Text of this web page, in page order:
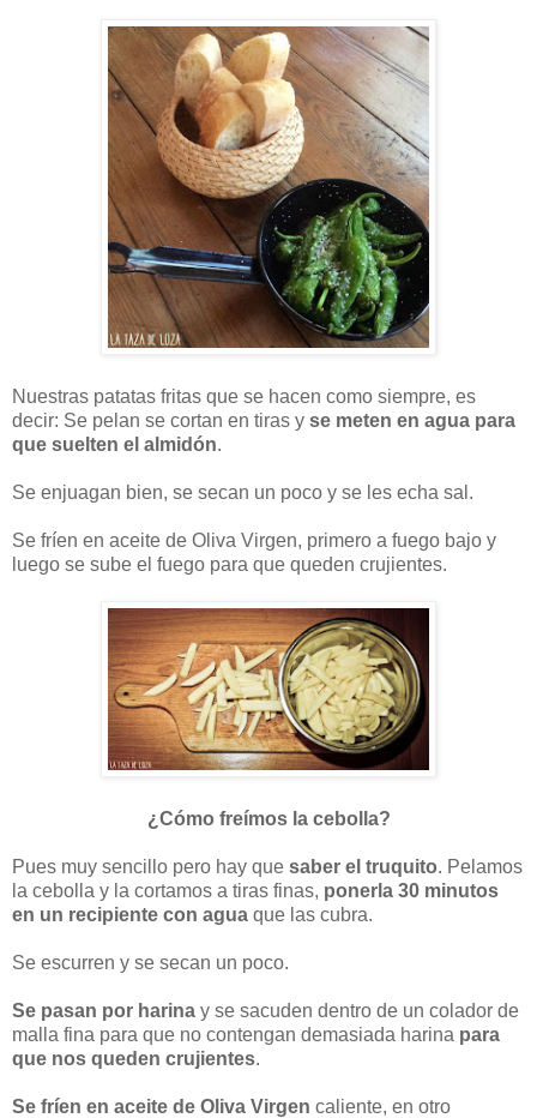
Nuestras patatas fritas que se hacen como siempre, es
decir: Se pelan se cortan en tiras y se meten en agua para
que suelten el almidón.
Se enjuagan bien, se secan un poco y se les echa sal.
Se fríen en aceite de Oliva Virgen, primero a fuego bajo y
luego se sube el fuego para que queden crujientes.
¿Cómo freímos la cebolla?
Pues muy sencillo pero hay que saber el truquito. Pelamos
la cebolla y la cortamos a tiras finas, ponerla 30 minutos
en un recipiente con agua que las cubra.
Se escurren y se secan un poco.
Se pasan por harina y se sacuden dentro de un colador de
malla fina para que no contengan demasiada harina para
que nos queden crujientes.
Se fríen en aceite de Oliva Virgen caliente, en otro